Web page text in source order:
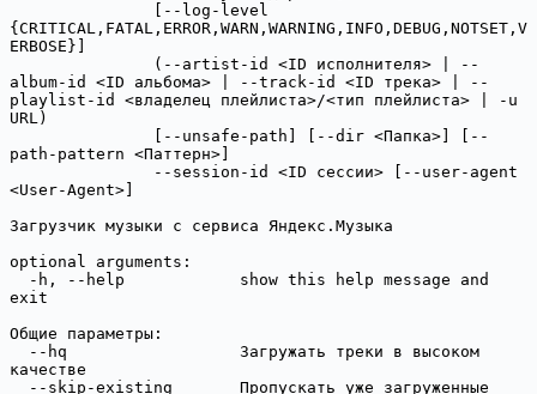
{CRITICAL,FATAL,ERROR,WARN,WARNING,INFO,DEBUG,NOTSET,V
ERBOSE}]
album-id <ID альбома> | --track-id <ID трека> | --
playlist-id <владелец плейлиста>/<тип плейлиста> | -u
URL)
path-pattern <Паттерн>]
<User-Agent>]
Загрузчик музыки с сервиса Яндекс.Музыка
optional arguments:
exit
Общие параметры:
качестве